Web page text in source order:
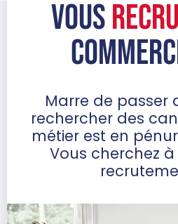
VOUS
Marre de passer
rechercher des
métier est en
Vous cherchez